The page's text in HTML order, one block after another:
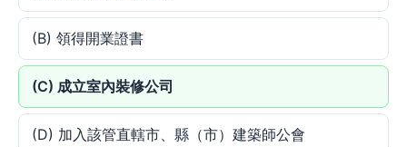
(B) 領得開業證書
(C) 成立室內裝修公司
(D) 加入該管直轄市、縣（市）建築師公會